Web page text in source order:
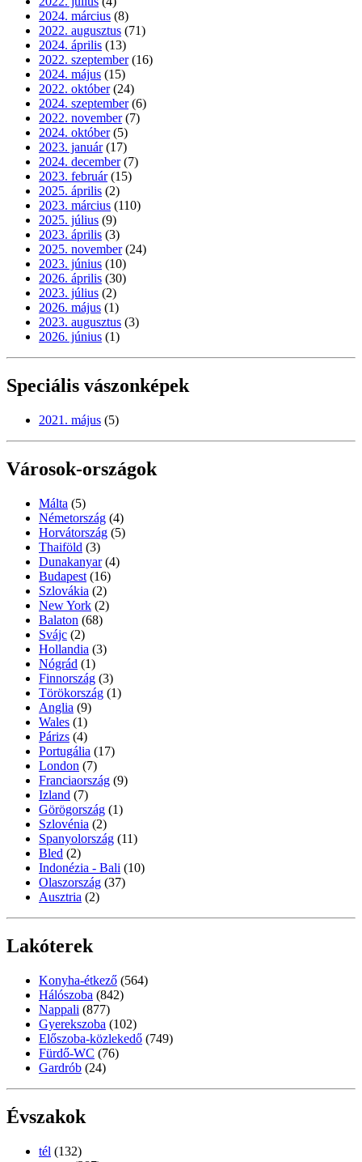
2024. március (8)
2022. augusztus (71)
2024. április (13)
2022. szeptember (16)
2024. május (15)
2022. október (24)
2024. szeptember (6)
2022. november (7)
2024. október (5)
2023. január (17)
2024. december (7)
2023. február (15)
2025. április (2)
2023. március (110)
2025. július (9)
2023. április (3)
2025. november (24)
2023. június (10)
2026. április (30)
2023. július (2)
2026. május (1)
2023. augusztus (3)
2026. június (1)
Speciális vászonképek
2021. május (5)
Városok-országok
Málta (5)
Németország (4)
Horvátország (5)
Thaiföld (3)
Dunakanyar (4)
Budapest (16)
Szlovákia (2)
New York (2)
Balaton (68)
Svájc (2)
Hollandia (3)
Nógrád (1)
Finnország (3)
Törökország (1)
Anglia (9)
Wales (1)
Párizs (4)
Portugália (17)
London (7)
Franciaország (9)
Izland (7)
Görögország (1)
Szlovénia (2)
Spanyolország (11)
Bled (2)
Indonézia - Bali (10)
Olaszország (37)
Ausztria (2)
Lakóterek
Konyha-étkező (564)
Hálószoba (842)
Nappali (877)
Gyerekszoba (102)
Előszoba-közlekedő (749)
Fürdő-WC (76)
Gardrób (24)
Évszakok
tél (132)